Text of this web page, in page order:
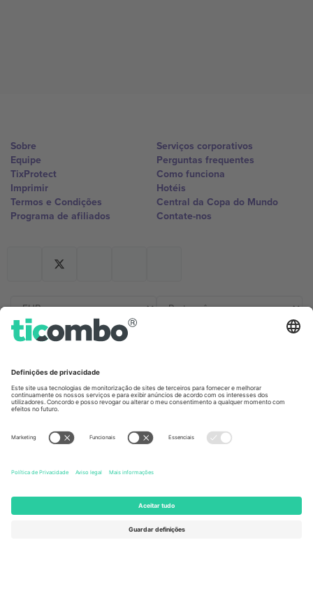
Sobre
Equipe
TixProtect
Imprimir
Termos e Condições
Programa de afiliados
Serviços corporativos
Perguntas frequentes
Como funciona
Hotéis
Central da Copa do Mundo
Contate-nos
Germany
Unter den Linden 24, 10117
United Kingdom
167 City Road, London, Greater
Kingdom
United States
Newark, Delaware 19713, United
States
Engelberg, Switzerland